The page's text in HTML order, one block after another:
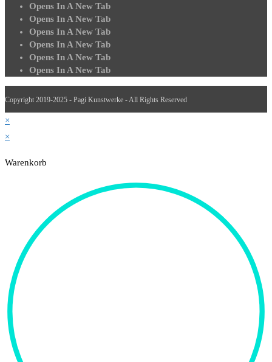
Opens In A New Tab
Opens In A New Tab
Opens In A New Tab
Opens In A New Tab
Opens In A New Tab
Opens In A New Tab
Copyright 2019-2025 - Pagi Kunstwerke - All Rights Reserved
×
×
Warenkorb